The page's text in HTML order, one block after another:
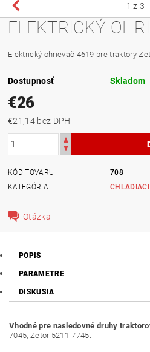
1 z 3
ELEKTRICKÝ
Elektrický ohrievač 4619 pre traktory
Dostupnosť Skladom
€26
€21,14 bez DPH
KÓD TOVARU
708
KATEGÓRIA
Otázka
POPIS
PARAMETRE
DISKUSIA
Vhodné pre nasledovné druhy
7045, Zetor 5211-7745.